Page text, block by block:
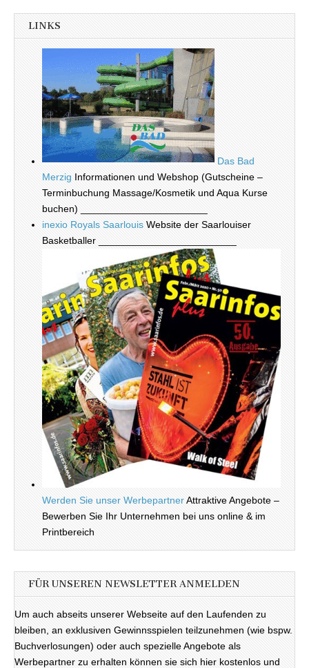
LINKS
Das Bad
Merzig Informationen und Webshop (Gutscheine –
Terminbuchung Massage/Kosmetik und Aqua Kurse
buchen) _______________________
inexio Royals Saarlouis Website der Saarlouiser
Basketballer _________________________
Werden Sie unser WerbepartnerAttraktive Angebote –
Bewerben Sie Ihr Unternehmen bei uns online & im
Printbereich
FÜR UNSEREN NEWSLETTER ANMELDEN
Um auch abseits unserer Webseite auf den Laufenden zu
bleiben, an exklusiven Gewinnsspielen teilzunehmen (wie bspw.
Buchverlosungen) oder auch spezielle Angebote als
Werbepartner zu erhalten können sie sich hier kostenlos und